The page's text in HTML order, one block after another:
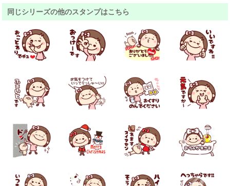
同じシリーズの他のスタンプはこちら